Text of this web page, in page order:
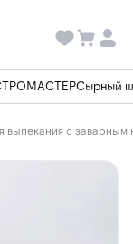
Сырный
выпекания с